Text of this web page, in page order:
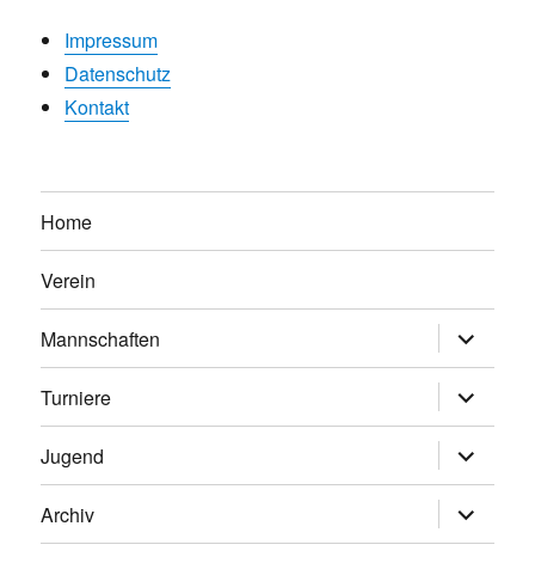
Impressum
Datenschutz
Kontakt
Home
Verein
Mannschaften
anzeigen
Turniere
anzeigen
Jugend
anzeigen
Archiv
anzeigen